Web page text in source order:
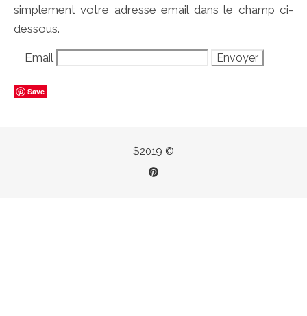
simplement votre adresse email dans le champ ci-
dessous.
Email
Save
$2019 ©